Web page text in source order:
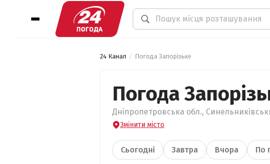
24 Канал Погода Запорізьке
Погода
Дніпропетровська обл.,
Змінити місто
Сьогодні Завтра Вчора По